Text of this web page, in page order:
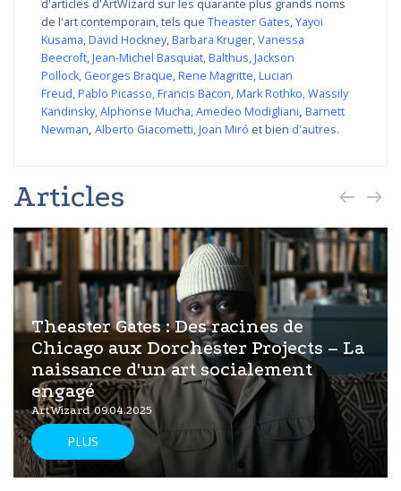
d'articles d'ArtWizard sur les quarante plus grands noms
de l'art contemporain, tels que Theaster Gates,Yayoi
Kusama,David Hockney,Barbara Kruger,Vanessa
Beecroft,Jean-Michel Basquiat,Balthus,Jackson
Pollock, Georges Braque,Rene Magritte,Lucian
Freud,Pablo Picasso,Francis Bacon,Mark Rothko,Wassily
Kandinsky,Alphonse Mucha,Amedeo Modigliani, Barnett
Newman, Alberto Giacometti,Joan Miró et bien d'autres.
Articles
Theaster Gates : Des racines de
Chicago aux Dorchester Projects – La
naissance d'un art socialement
engagé
ArtWizard 09.04.2025
PLUS